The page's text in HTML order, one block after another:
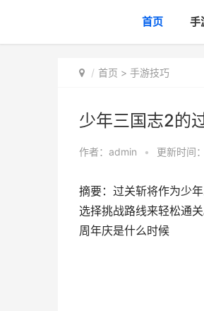
首页 手
首页 > 手游技巧
少年三国志2的
作者： admin • 更新时间
摘要：过关斩将作为少
选择挑战路线来轻松通
周年庆是什么时候